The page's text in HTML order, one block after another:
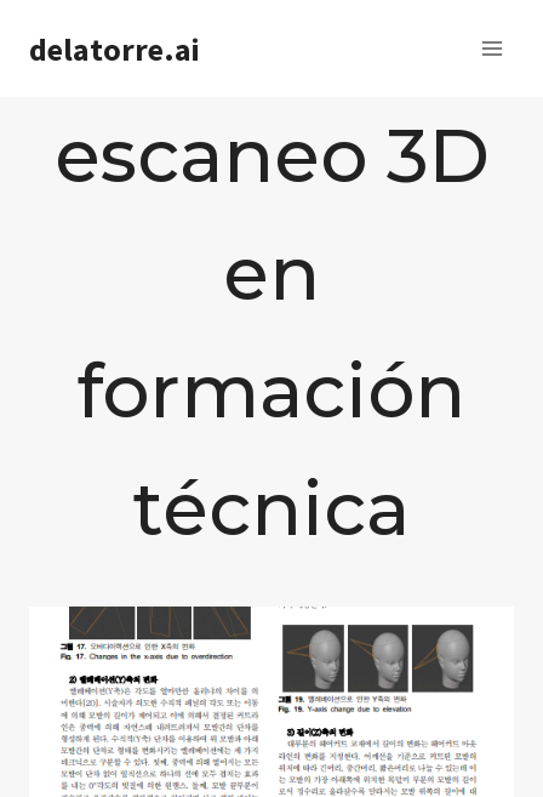
delatorre.ai
escaneo 3D
en
formación
técnica